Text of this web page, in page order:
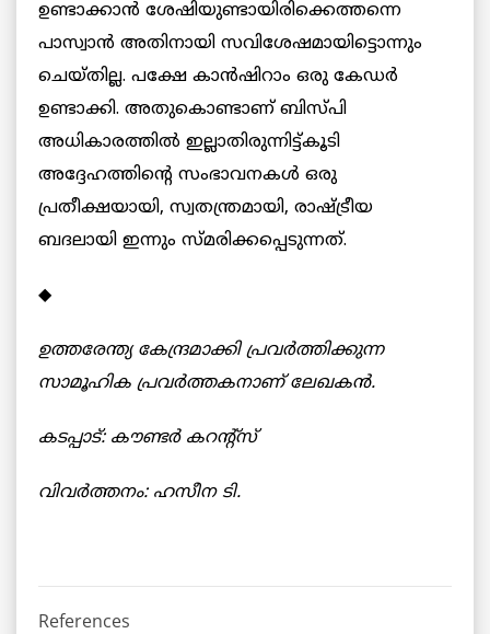
ഉണ്ടാക്കാൻ ശേഷിയുണ്ടായിരിക്കെത്തന്നെ
പാസ്വാൻ അതിനായി സവിശേഷമായിട്ടൊന്നും
ചെയ്തില്ല. പക്ഷേ കാൻഷിറാം ഒരു കേഡർ
ഉണ്ടാക്കി. അതുകൊണ്ടാണ് ബിസ്‌പി
അധികാരത്തിൽ ഇല്ലാതിരുന്നിട്ട്കൂടി
അദ്ദേഹത്തിന്റെ സംഭാവനകൾ ഒരു
പ്രതീക്ഷയായി, സ്വതന്ത്രമായി, രാഷ്ട്രീയ
ബദലായി ഇന്നും സ്മരിക്കപ്പെടുന്നത്.
◆
ഉത്തരേന്ത്യ കേന്ദ്രമാക്കി പ്രവർത്തിക്കുന്ന
സാമൂഹിക പ്രവർത്തകനാണ് ലേഖകൻ.
കടപ്പാട്: കൗണ്ടർ കറന്റ്സ്
വിവർത്തനം: ഹസീന ടി.
References